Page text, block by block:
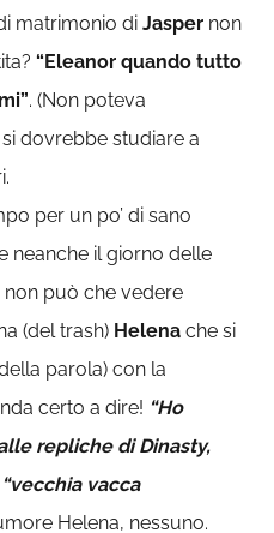
matrimonio diJasper non
“Eleanor quando tutto
. (Non poteva
dovrebbe studiare a
per un po’ di sano
neanche il giorno delle
non può che vedere
(del trash) Helena che si
parola) con la
certo a dire! “Ho
repliche di Dinasty,
“vecchia vacca
Helena, nessuno.